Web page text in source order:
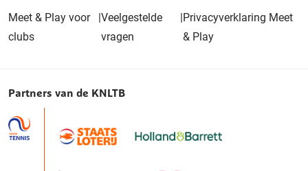
Meet & Play voor
clubs
|Veelgestelde
vragen
|Privacyverklaring Meet
& Play
Partners van de KNLTB